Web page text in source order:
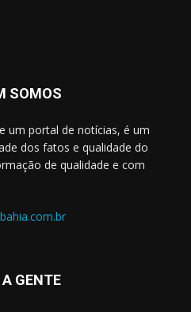
SOMOS
um portal de notícias, é um
dos fatos e qualidade do
de qualidade e com
GENTE